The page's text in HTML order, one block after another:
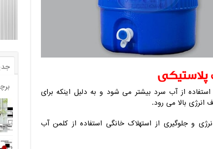
از آب سرد بیشتر می‌ شود و به دلیل اینکه برای
بالا می‌ رود.
و جلوگیری از استهلاک خانگی استفاده از کلمن آب